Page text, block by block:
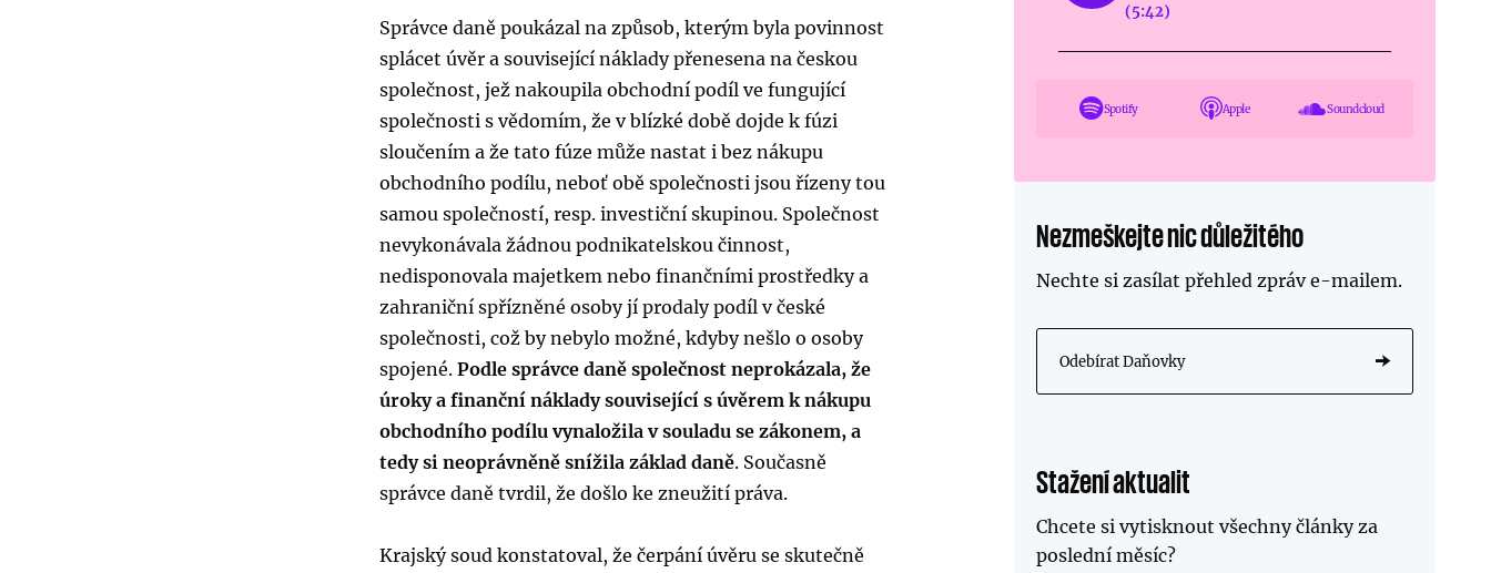
Správce daně poukázal na způsob, kterým byla povinnost
splácet úvěr a související náklady přenesena na českou
společnost, jež nakoupila obchodní podíl ve fungující
společnosti s vědomím, že v blízké době dojde k fúzi
sloučením a že tato fúze může nastat i bez nákupu
obchodního podílu, neboť obě společnosti jsou řízeny tou
samou společností, resp. investiční skupinou. Společnost
nevykonávala žádnou podnikatelskou činnost,
nedisponovala majetkem nebo finančními prostředky a
zahraniční spřízněné osoby jí prodaly podíl v české
společnosti, což by nebylo možné, kdyby nešlo o osoby
spojené.Podle správce daně společnost neprokázala, že
úroky a finanční náklady související s úvěrem k nákupu
obchodního podílu vynaložila v souladu se zákonem, a
tedy si neoprávněně snížila základ daně. Současně
správce daně tvrdil, že došlo ke zneužití práva.
Krajský soud konstatoval, že čerpání úvěru se skutečně
(5:42)
Spotify Apple Soundcloud
Nezmeškejte nic důležitého
Nechte si zasílat přehled zpráve-mailem.
Odebírat Daňovky
Stažení aktualit
Chcete si vytisknout všechny články za
poslední měsíc?